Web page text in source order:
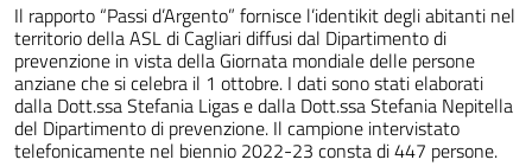
Il rapporto “Passi d’Argento” fornisce l’identikit degli abitanti nel
territorio della ASL di Cagliari diffusi dal Dipartimento di
prevenzione in vista della Giornata mondiale delle persone
anziane che si celebra il 1 ottobre. I dati sono stati elaborati
dalla Dott.ssa Stefania Ligas e dalla Dott.ssa Stefania Nepitella
del Dipartimento di prevenzione. Il campione intervistato
telefonicamente nel biennio 2022-23 consta di 447 persone.